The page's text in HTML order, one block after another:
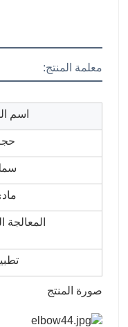
معلمة المنتج:
اسم
صورة المنتج